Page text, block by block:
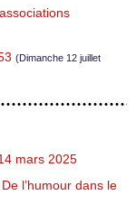
(Dimanche 12 juillet
mars 2025
l’humour dans le